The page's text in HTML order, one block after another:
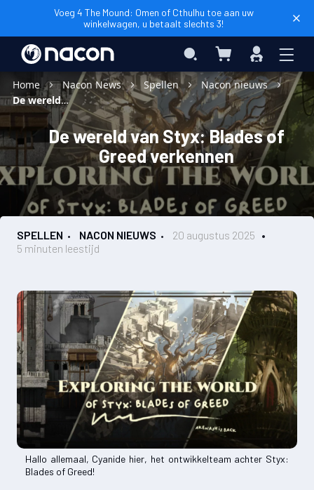
Voeg 4 The Mound: Omen of Cthulhu toe aan uw
winkelwagen, u betaalt slechts 3!
Search Winkelwagen
Inloggen
Home Nacon News Spellen
Nacon nieuws
De wereld van Styx: Blades of Greed verkennen
De wereld van Styx: Blades of
Greed verkennen
SPELLEN NACON NIEUWS
20 augustus 2025
5 minuten leestijd
Hallo allemaal, Cyanide hier, het ontwikkelteam achter Styx:
Blades of Greed!